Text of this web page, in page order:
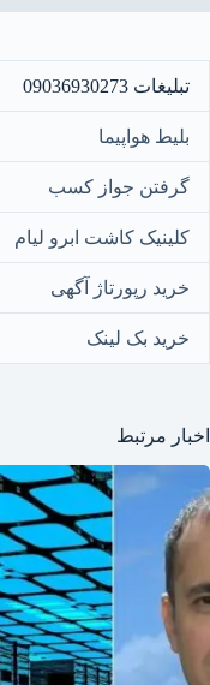
تبلیغات 09036930273
بلیط هواپیما
گرفتن جواز کسب
کلینیک کاشت ابرو لیام
خرید رپورتاژ آگهی
خرید بک لینک
اخبار مرتبط